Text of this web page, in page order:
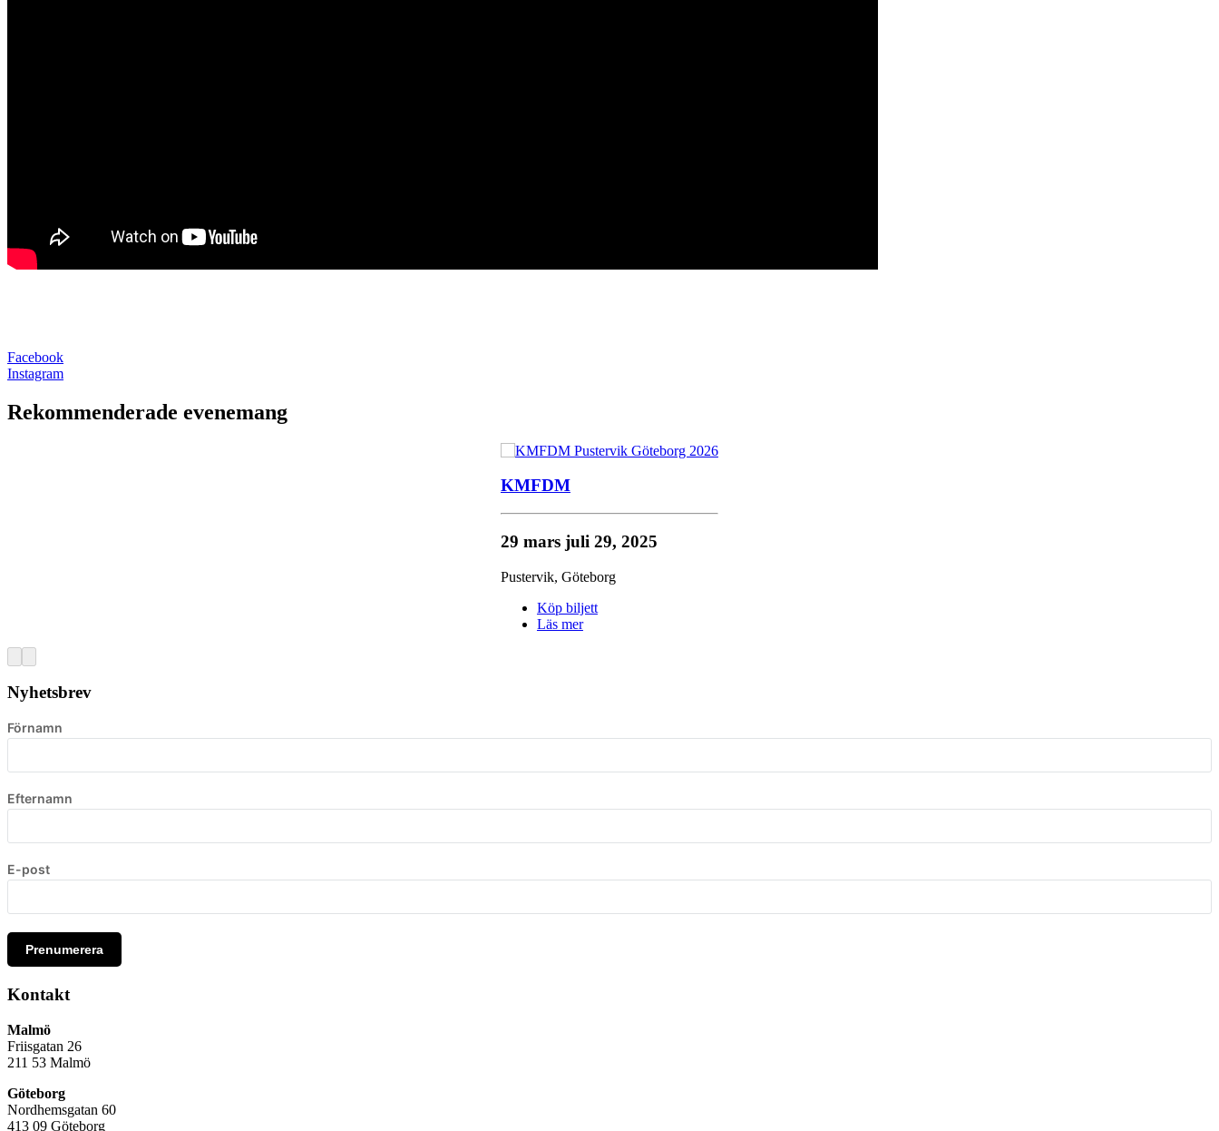
Facebook
Instagram
Rekommenderade evenemang
KMFDM
29 mars juli 29, 2025
Pustervik, Göteborg
Köp biljett
Läs mer
Nyhetsbrev
Förnamn
Efternamn
E-post
Prenumerera
Kontakt
Malmö
Friisgatan 26
211 53 Malmö
Göteborg
Nordhemsgatan 60
413 09 Göteborg